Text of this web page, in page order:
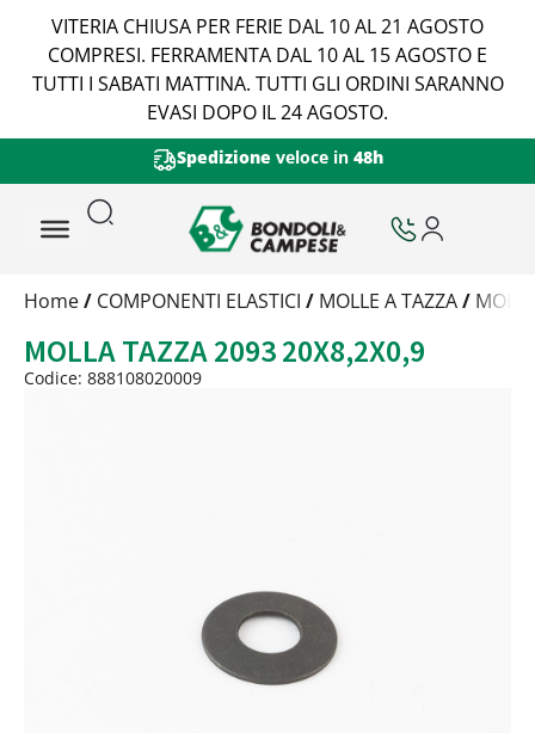
VITERIA CHIUSA PER FERIE DAL 10 AL 21 AGOSTO
COMPRESI. FERRAMENTA DAL 10 AL 15 AGOSTO E
TUTTI I SABATI MATTINA. TUTTI GLI ORDINI SARANNO
EVASI DOPO IL 24 AGOSTO.
Spedizioneveloce in48h
Trattamento
Peso
Quantità
Home/ COMPONENTI ELASTICI / MOLLE A TAZZA/
MOLLA TAZZA 2093 20X8,2X0,9
Codice: 888108020009